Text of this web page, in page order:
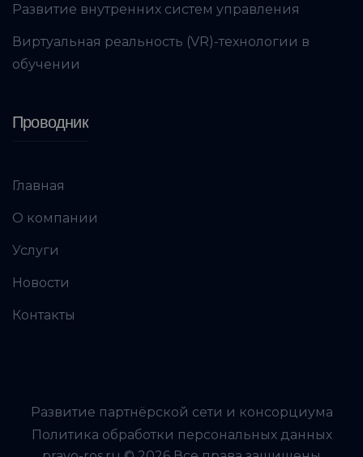
Развитие внутренних систем управления
Виртуальная реальность (VR)-технологии в
обучении
Проводник
Главная
О компании
Услуги
Новости
Контакты
Развитие партнёрской сети и консорциума
Политика обработки персональных данных